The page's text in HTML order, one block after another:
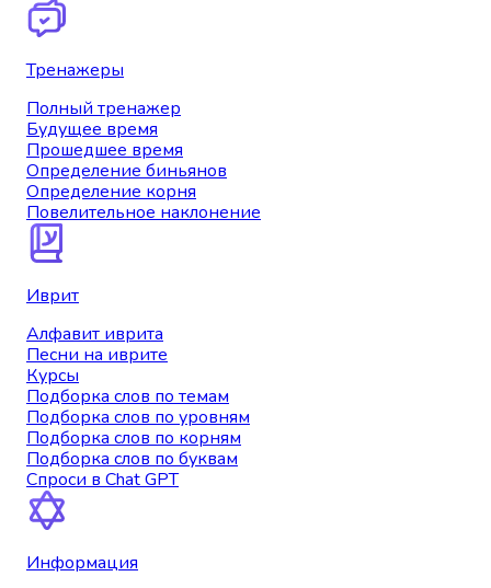
Тренажеры
Полный тренажер
Будущее время
Прошедшее время
Определение биньянов
Определение корня
Повелительное наклонение
Иврит
Алфавит иврита
Песни на иврите
Курсы
Подборка слов по темам
Подборка слов по уровням
Подборка слов по корням
Подборка слов по буквам
Спроси в Chat GPT
Информация